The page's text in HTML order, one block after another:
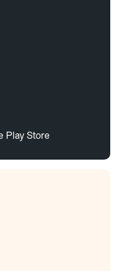
Play Store